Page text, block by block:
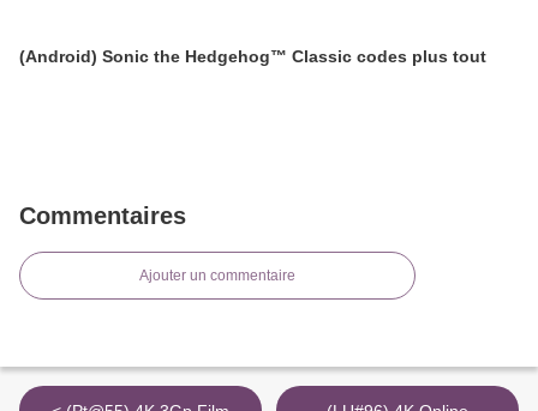
(Android) Sonic the Hedgehog™ Classic codes plus tout
Commentaires
Ajouter un commentaire